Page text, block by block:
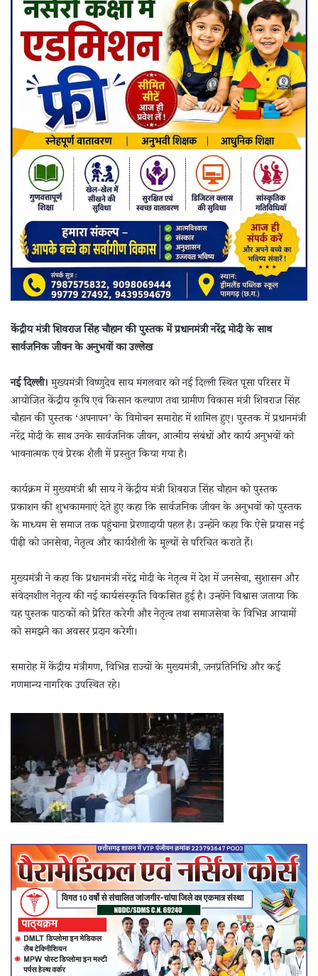
केंद्रीय मंत्री शिवराज सिंह चौहान की पुस्तक में प्रधानमंत्री नरेंद्र मोदी के साथ
सार्वजनिक जीवन के अनुभवों का उल्लेख
नई दिल्ली। मुख्यमंत्री विष्णुदेव साय मंगलवार को नई दिल्ली स्थित पूसा परिसर में
आयोजित केंद्रीय कृषि एवं किसान कल्याण तथा ग्रामीण विकास मंत्री शिवराज सिंह
चौहान की पुस्तक ‘अपनापन’ के विमोचन समारोह में शामिल हुए। पुस्तक में प्रधानमंत्री
नरेंद्र मोदी के साथ उनके सार्वजनिक जीवन, आत्मीय संबंधों और कार्य अनुभवों को
भावनात्मक एवं प्रेरक शैली में प्रस्तुत किया गया है।
कार्यक्रम में मुख्यमंत्री श्री साय ने केंद्रीय मंत्री शिवराज सिंह चौहान को पुस्तक
प्रकाशन की शुभकामनाएं देते हुए कहा कि सार्वजनिक जीवन के अनुभवों को पुस्तक
के माध्यम से समाज तक पहुंचाना प्रेरणादायी पहल है। उन्होंने कहा कि ऐसे प्रयास नई
पीढ़ी को जनसेवा, नेतृत्व और कार्यशैली के मूल्यों से परिचित कराते हैं।
मुख्यमंत्री ने कहा कि प्रधानमंत्री नरेंद्र मोदी के नेतृत्व में देश में जनसेवा, सुशासन और
संवेदनशील नेतृत्व की नई कार्यसंस्कृति विकसित हुई है। उन्होंने विश्वास जताया कि
यह पुस्तक पाठकों को प्रेरित करेगी और नेतृत्व तथा समाजसेवा के विभिन्न आयामों
को समझने का अवसर प्रदान करेगी।
समारोह में केंद्रीय मंत्रीगण, विभिन्न राज्यों के मुख्यमंत्री, जनप्रतिनिधि और कई
गणमान्य नागरिक उपस्थित रहे।